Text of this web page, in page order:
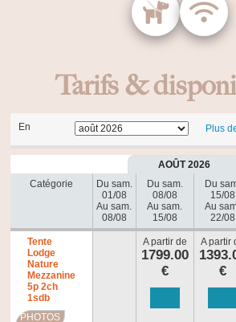
Tarifs &
En Plus
AOÛT 2026
Catégorie
Du sam.
01/08
Au sam.
08/08
Du sam.
08/08
Au sam.
15/08
Du
15/08
Au
22/08
Tente
Lodge
Nature
Mezzanine
5p 2ch
1sdb
PHOTOS
A partir de
1799.00
€
A partir
€